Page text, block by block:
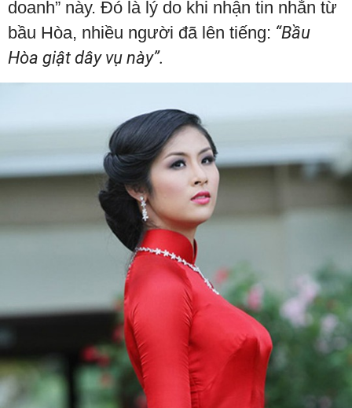
doanh” này. Đó là lý do khi nhận tin nhắn từ
bầu Hòa, nhiều người đã lên tiếng: “Bầu
Hòa giật dây vụ này”.